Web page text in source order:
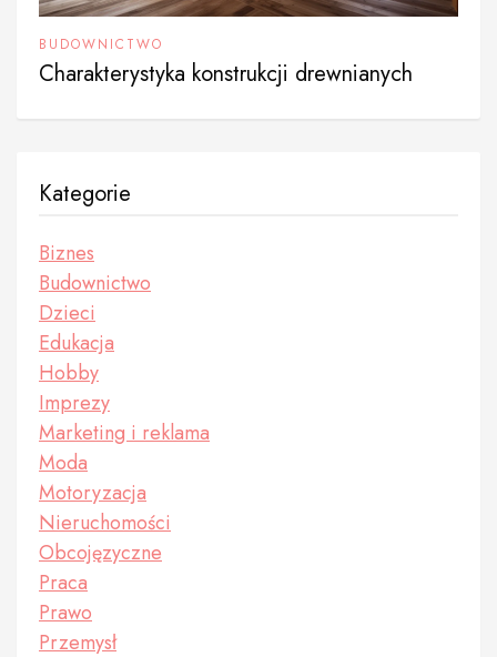
BUDOWNICTWO
Charakterystyka konstrukcji drewnianych
Kategorie
Biznes
Budownictwo
Dzieci
Edukacja
Hobby
Imprezy
Marketing i reklama
Moda
Motoryzacja
Nieruchomości
Obcojęzyczne
Praca
Prawo
Przemysł